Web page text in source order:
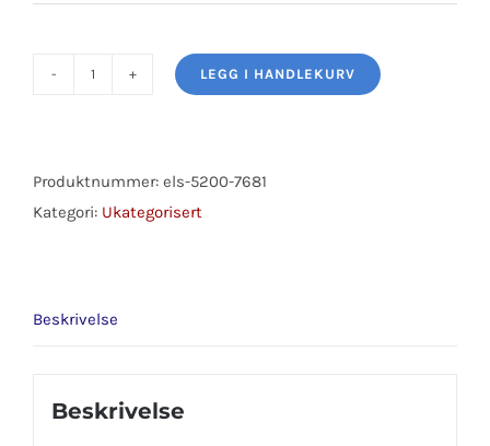
antall
LEGG I HANDLEKURV
Produktnummer: els-5200-7681
Kategori: Ukategorisert
Beskrivelse
Beskrivelse